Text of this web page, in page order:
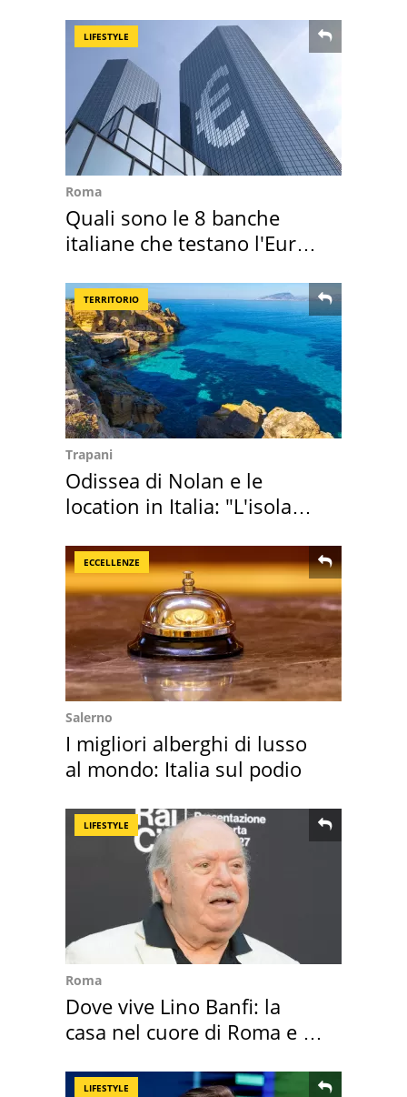
LIFESTYLE
Roma
Quali sono le 8 banche
italiane che testano l'Euro
TERRITORIO
Trapani
Odissea di Nolan e le
location in Italia: "L'isola
ECCELLENZE
Salerno
I migliori alberghi di lusso
al mondo: Italia sul podio
LIFESTYLE
Roma
Dove vive Lino Banfi: la
casa nel cuore di Roma e i
LIFESTYLE